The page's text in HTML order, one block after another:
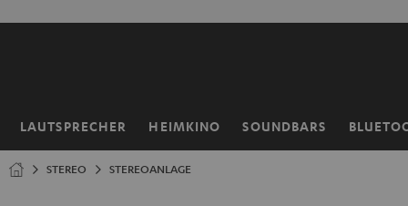
LAUTSPRECHER HEIMKINO SOUNDBARS
Startseite
STEREO STEREOANLAGE